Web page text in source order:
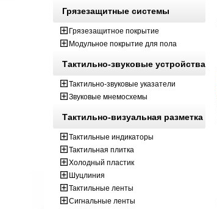
Грязезащитные системы
Грязезащитное покрытие
Модульное покрытие для пола
Тактильно-звуковые устройства
Тактильно-звуковые указатели
Звуковые мнемосхемы
Тактильно-визуальная разметка
Тактильные индикаторы
Тактильная плитка
Холодный пластик
Шуцлиния
Тактильные ленты
Сигнальные ленты